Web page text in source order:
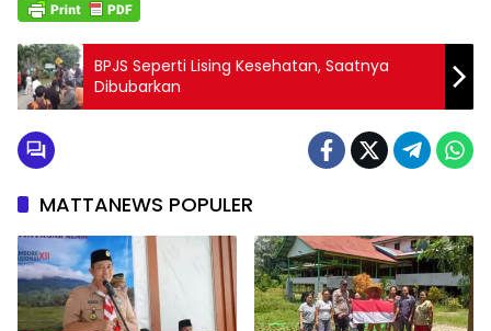
BPJS Seperti Lising Kesehatan, Saatnya
Dibubarkan
MATTANEWS POPULER